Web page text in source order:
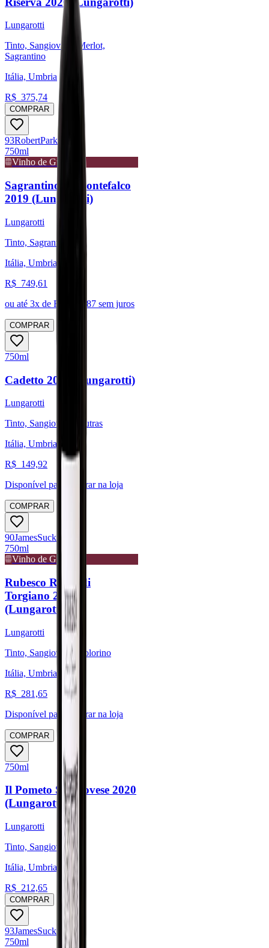
Lungarotti
Tinto, Sangiovese, Merlot,
Sagrantino
Itália, Umbria
R$ 375,74
COMPRAR
93RobertParker
750ml
Vinho de Guarda
Sagrantino di Montefalco
2019 (Lungarotti)
Lungarotti
Tinto, Sagrantino
Itália, Umbria
R$ 749,61
ou até 3x de R$ 249,87 sem juros
COMPRAR
750ml
Cadetto 2022 (Lungarotti)
Lungarotti
Tinto, Sangiovese, Outras
Itália, Umbria
R$ 149,92
Disponível para:
Retirar na loja
COMPRAR
90JamesSuckling
750ml
Vinho de Guarda
Rubesco Rosso di
Torgiano 2020
(Lungarotti)
Lungarotti
Tinto, Sangiovese, Colorino
Itália, Umbria
R$ 281,65
Disponível para:
Retirar na loja
COMPRAR
750ml
Il Pometo Sangiovese 2020
(Lungarotti)
Lungarotti
Tinto, Sangiovese
Itália, Umbria
R$ 212,65
COMPRAR
93JamesSuckling
750ml